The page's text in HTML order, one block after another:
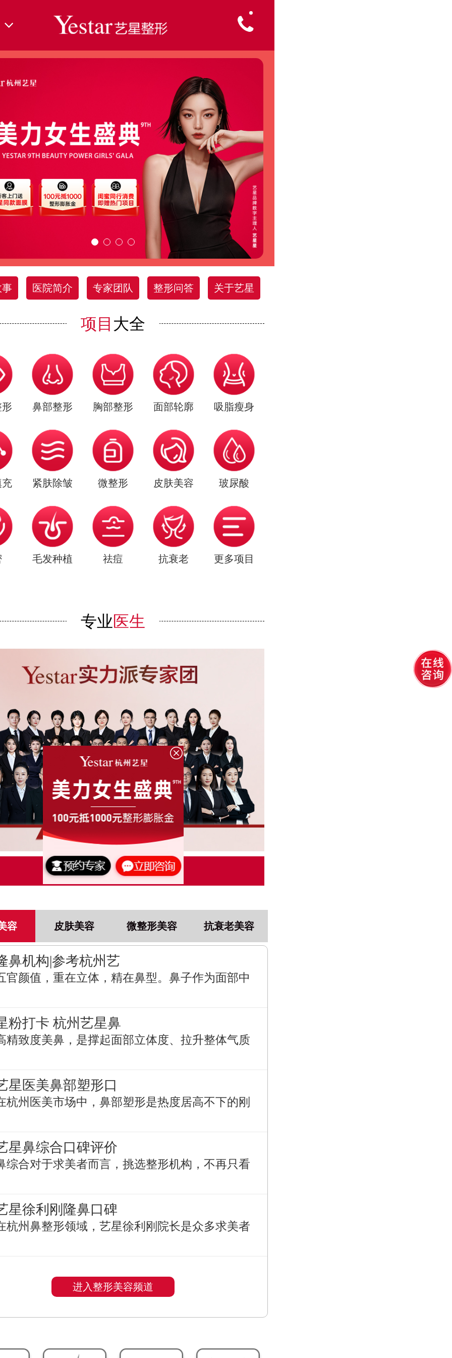
事 医院简介 专家团队 整形问答 关于艺星
项目 大全
鼻部整形 胸部整形 面部轮廓 吸脂瘦身
充 紧肤除皱 微整形 皮肤美容 玻尿酸
毛发种植 祛痘 抗衰老 更多项目
专业医生
点击了解更多
容 皮肤美容 微整形美容 抗衰老美容
鼻机构|参考杭州艺
官颜值，重在立体，精在鼻型。鼻子作为面部中
粉打卡 杭州艺星鼻
精致度美鼻，是撑起面部立体度、拉升整体气质
星医美鼻部塑形口
杭州医美市场中，鼻部塑形是热度居高不下的刚
星鼻综合口碑评价
综合对于求美者而言，挑选整形机构，不再只看
星徐利刚隆鼻口碑
杭州鼻整形领域，艺星徐利刚院长是众多求美者
进入整形美容频道